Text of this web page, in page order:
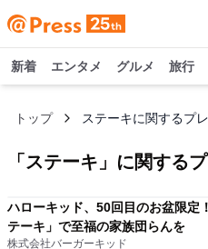
新着 エンタメ グルメ 旅行
トップ ステーキに関するプ
「 ステーキ 」に関する
ハローキッド、50回目のお盆限定
テーキ」で至福の家族団らんを
株式会社バーガーキッド